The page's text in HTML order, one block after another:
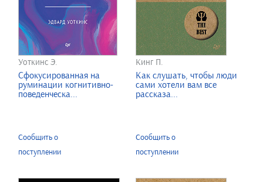
Уоткинс Э.
Сфокусированная на
руминации когнитивно-
поведенческа...
Сообщить о
поступлении
Кинг П.
Как слушать, чтобы люди
сами хотели вам все
рассказа...
Сообщить о
поступлении